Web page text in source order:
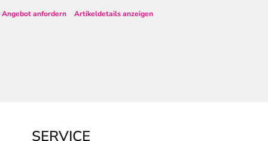
Angebot anfordern Artikeldetails anzeigen
SERVICE